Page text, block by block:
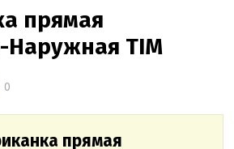
прямая
Наружная TIM
0
прямая